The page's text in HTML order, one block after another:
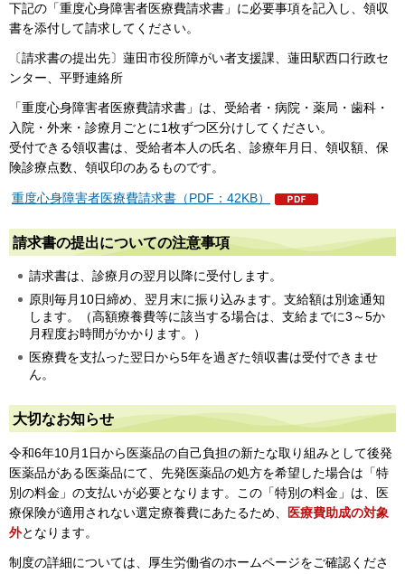
下記の「重度心身障害者医療費請求書」に必要事項を記入し、領収
書を添付して請求してください。
〔請求書の提出先〕蓮田市役所障がい者支援課、蓮田駅西口行政セ
ンター、平野連絡所
「重度心身障害者医療費請求書」は、受給者・病院・薬局・歯科・
入院・外来・診療月ごとに1枚ずつ区分けしてください。
受付できる領収書は、受給者本人の氏名、診療年月日、領収額、保
険診療点数、領収印のあるものです。
重度心身障害者医療費請求書（PDF：42KB）
請求書の提出についての注意事項
請求書は、診療月の翌月以降に受付します。
原則毎月10日締め、翌月末に振り込みます。支給額は別途通知
します。（高額療養費等に該当する場合は、支給までに3～5か
月程度お時間がかかります。）
医療費を支払った翌日から5年を過ぎた領収書は受付できませ
ん。
大切なお知らせ
令和6年10月1日から医薬品の自己負担の新たな取り組みとして後発
医薬品がある医薬品にて、先発医薬品の処方を希望した場合は「特
別の料金」の支払いが必要となります。この「特別の料金」は、医
療保険が適用されない選定療養費にあたるため、
医療費助成の対象
外となります。
制度の詳細については、厚生労働省のホームページをご確認くださ